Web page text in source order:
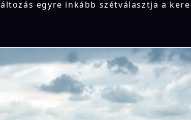
egyre inkább szétválasztja a